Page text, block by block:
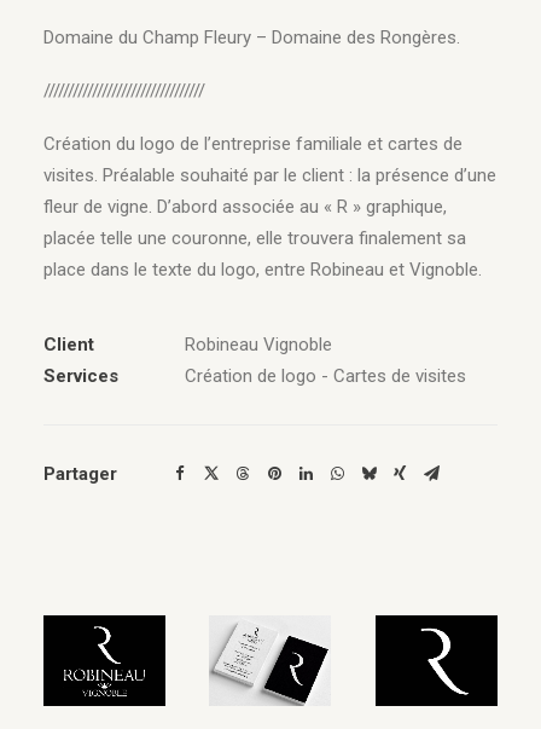
Domaine du Champ Fleury – Domaine des Rongères.
/////////////////////////////////
Création du logo de l’entreprise familiale et cartes de
visites. Préalable souhaité par le client : la présence d’une
fleur de vigne. D’abord associée au « R » graphique,
placée telle une couronne, elle trouvera finalement sa
place dans le texte du logo, entre Robineau et Vignoble.
Client
Robineau Vignoble
Services
Création de logo - Cartes de visites
Partager